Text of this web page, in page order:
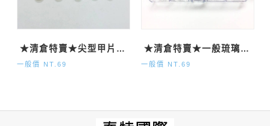
★清倉特賣★尖型甲片-自然500P
一般價 NT.69
★清倉特賣★一般琉璃甲片120P
一般價 NT.69